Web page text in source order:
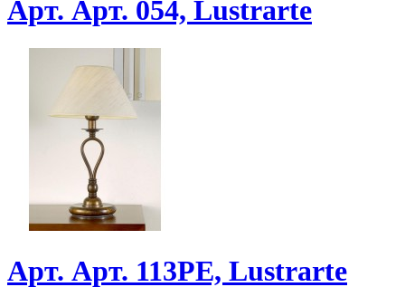
Арт. Арт. 054, Lustrarte
Арт. Арт. 113PE, Lustrarte